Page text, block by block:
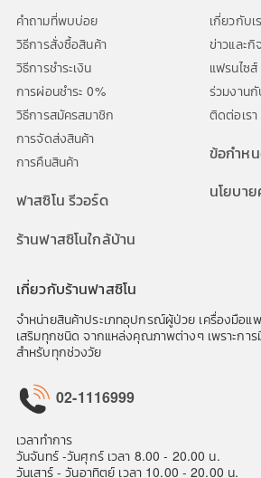
คำถามที่พบบ่อย
วิธีการสั่งซื้อสินค้า
วิธีการชำระเงิน
การผ่อนชำระ 0%
วิธีการสมัครสมาชิก
การจัดส่งสินค้า
การคืนสินค้า
ฟาสซิโน รีวอร์ด
ร้านฟาสซิโนใกล้บ้าน
เกี่ยวกับเ
ข่าวและกิ
แฟรนไซส์
ร่วมงานกั
ติดต่อเรา
ข้อกำหน
นโยบา
เกี่ยวกับร้านฟาสซิโน
จำหน่ายสินค้าประเภทอุปกรณ์ผู้ป่วย เครื่องมือแ
เสริมทุกชนิด จากแหล่งคุณภาพต่างๆ เพราะกา
สำหรับทุกช่วงวัย
02-1116999
เวลาทำการ
วันจันทร์ -วันศุกร์ เวลา 8.00 - 20.00 น.
วันเสาร์ - วันอาทิตย์ เวลา 10.00 - 20.00 น.